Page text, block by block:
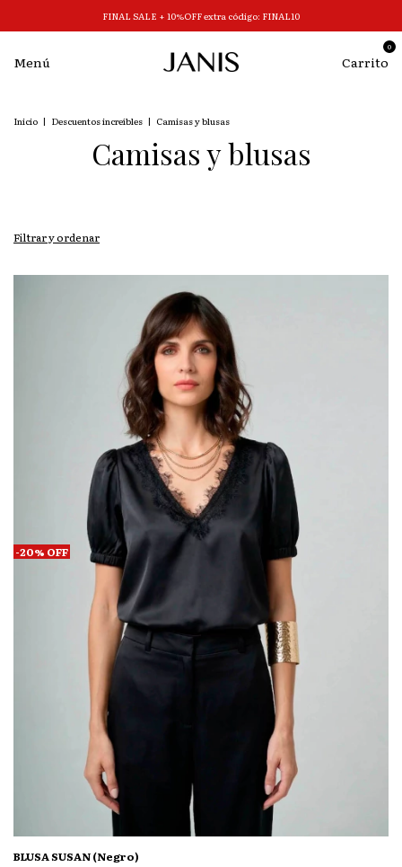
FINAL SALE + 10%OFF extra código: FINAL10
Menú Carrito
0
Inicio | Descuentos increíbles | Camisas y blusas
Camisas y blusas
Filtrar y ordenar
-20% OFF
BLUSA SUSAN (Negro)